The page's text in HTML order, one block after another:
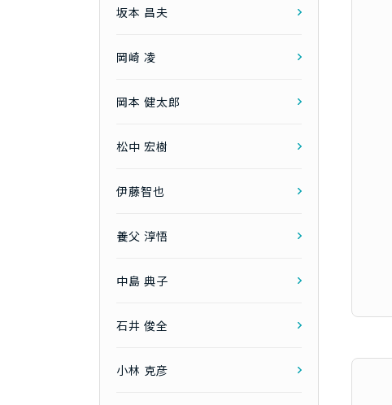
坂本 昌夫
岡崎 凌
岡本 健太郎
松中 宏樹
伊藤智也
養父 淳悟
中島 典子
石井 俊全
小林 克彦